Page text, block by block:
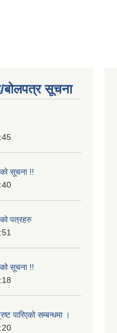
बोलपत्र सूचना
सूचना !!
पत्रहरु
सूचना !!
पारिएको सम्बन्धमा ।